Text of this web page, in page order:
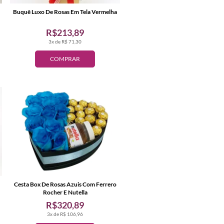
COMPRAR
3x de R$ 71,30
R$213,89
Buquê Luxo De Rosas Em Tela Vermelha
3x de R$ 106,96
R$320,89
Cesta Box De Rosas Azuis Com Ferrero
Rocher E Nutella